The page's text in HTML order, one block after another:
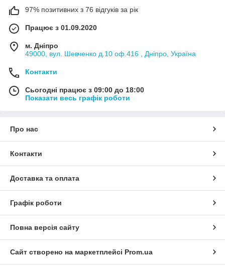
97% позитивних з 76 відгуків за рік
Працює з 01.09.2020
м. Дніпро
49000, вул. Шевченко д.10 оф.416 , Дніпро, Україна
Контакти
Сьогодні працює з 09:00 до 18:00
Показати весь графік роботи
Про нас
Контакти
Доставка та оплата
Графік роботи
Повна версія сайту
Сайт створено на маркетплейсі Prom.ua